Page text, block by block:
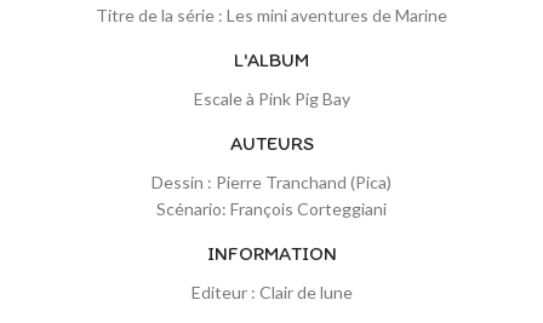
Titre de la série : Les mini aventures de Marine
L'ALBUM
Escale à Pink Pig Bay
AUTEURS
Dessin : Pierre Tranchand (Pica)
Scénario: François Corteggiani
INFORMATION
Editeur : Clair de lune